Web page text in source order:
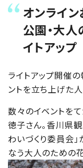
オンライン
公園・大
イトアップ
ライトアップ開催
ントを立ち上げた人
数々のイベントを
徳子さん。香川県
わいづくり委員会
なう大人のための